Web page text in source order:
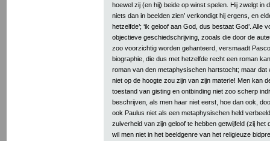
hoewel zij (en hij) beide op winst spelen. Hij zwelgt in
niets dan in beelden zien’ verkondigt hij ergens, en
hetzelfde’; ‘ik geloof aan God, dus bestaat God’. Alle
objectieve geschiedschrijving, zooals die door de
zoo voorzichtig worden gehanteerd, versmaadt
biographie, die dus met hetzelfde recht een roman
roman van den metaphysischen hartstocht; maar dat
niet op de hoogte zou zijn van zijn materie! Men kan
toestand van gisting en ontbinding niet zoo scherp
beschrijven, als men haar niet eerst, hoe dan ook,
ook Paulus niet als een metaphysischen held
zuiverheid van zijn geloof te hebben getwijfeld (zij het
wil men niet in het beeldgenre van het religieuze